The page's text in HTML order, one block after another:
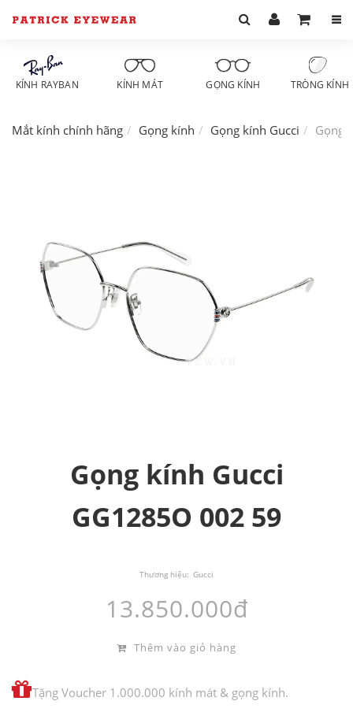
KÍNH RAYBAN KÍNH MÁT GỌNG KÍNH TRÒNG KÍNH
Mắt kính chính hãng Gọng kính Gọng kính Gucci Gọng
Gọng kính Gucci
GG1285O 002 59
Thương hiệu: Gucci
13.850.000đ
Thêm vào giỏ hàng
Tặng Voucher 1.000.000 kính mát & gọng kính.